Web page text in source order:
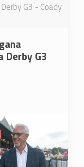
G3 - Coady
Derby G3